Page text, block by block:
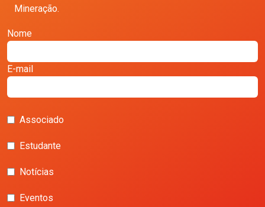
Mineração.
Nome
E-mail
Associado
Estudante
Notícias
Eventos